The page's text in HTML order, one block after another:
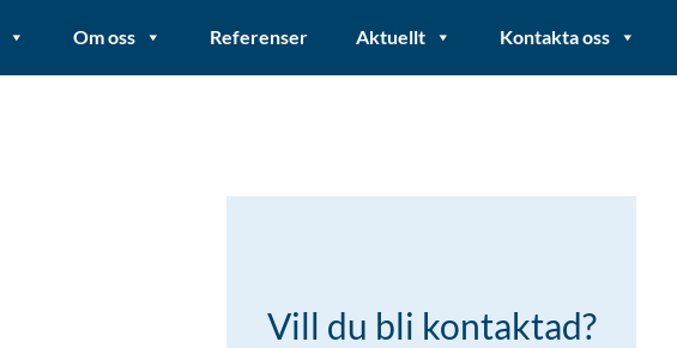
Om oss Referenser Aktuellt Kontakta oss
Vill du bli kontaktad?